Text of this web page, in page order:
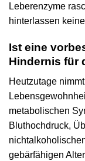
Leberenzyme
hinterlassen
Ist eine
Hindernis für
Heutzutage
metabolischen
Bluthochdruck,
gebärfähigen